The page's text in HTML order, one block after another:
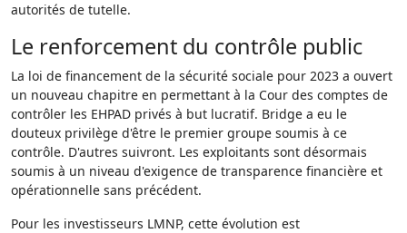
autorités de tutelle.
Le renforcement du contrôle public
La loi de financement de la sécurité sociale pour 2023 a ouvert
un nouveau chapitre en permettant à la Cour des comptes de
contrôler les EHPAD privés à but lucratif. Bridge a eu le
douteux privilège d'être le premier groupe soumis à ce
contrôle. D'autres suivront. Les exploitants sont désormais
soumis à un niveau d'exigence de transparence financière et
opérationnelle sans précédent.
Pour les investisseurs LMNP, cette évolution est